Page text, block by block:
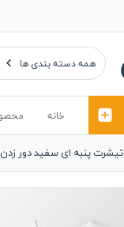
همه دسته بندی ها
خانه
تیشرت پنبه ای سفید دور